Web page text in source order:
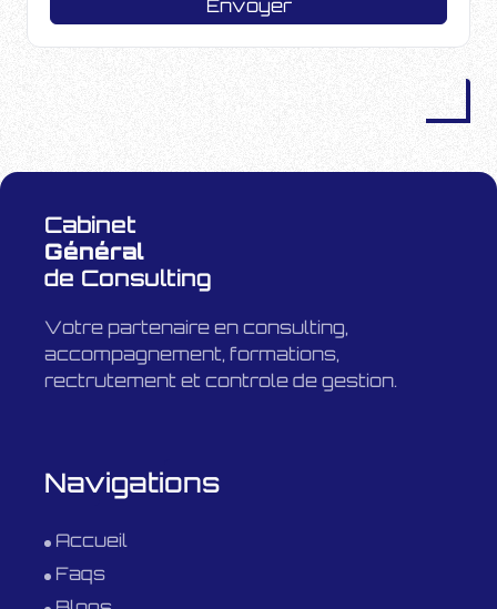
Envoyer
Cabinet
Général
de Consulting
Votre partenaire en consulting,
accompagnement, formations,
rectrutement et controle de gestion.
Navigations
Accueil
Faqs